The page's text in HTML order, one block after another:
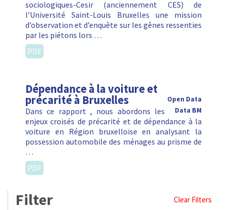
sociologiques-Cesir (anciennement CES) de
l’Université Saint-Louis Bruxelles une mission
d’observation et d’enquête sur les gênes ressenties
par les piétons lors …
PDF
Dépendance à la voiture et
précarité à Bruxelles
Open Data
Data BM
Dans ce rapport , nous abordons les
enjeux croisés de précarité et de dépendance à la
voiture en Région bruxelloise en analysant la
possession automobile des ménages au prisme de
…
PDF
Filter Clear Filters